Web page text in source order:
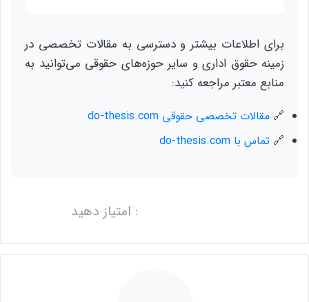
برای اطلاعات بیشتر و دسترسی به مقالات تخصصی در
زمینه حقوق اداری و سایر حوزه‌های حقوقی می‌توانید به
منابع معتبر مراجعه کنید:
🔗 مقالات تخصصی حقوقی do-thesis.com
🔗 تماس با do-thesis.com
: امتیاز دهید